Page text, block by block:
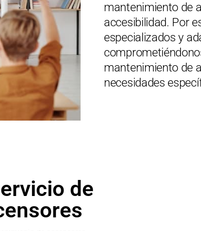
mantenimiento de
accesibilidad. Por
especializados y
mantenimiento de
necesidades
de